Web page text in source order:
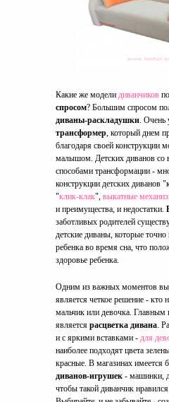
Какие же модели диванчиков
спросом? Большим спросом
диваны-раскладушки. Очень
трансформер, который днем
благодаря своей конструкции
малышом. Детских диванов со
способами трансформации -
конструкции детских диванов
"клик-клак", выкатные
и преимущества, и недостатки.
заботливых родителей
детские диваны, которые
ребенка во время сна, что
здоровье ребенка.
Одним из важных моментов
является четкое решение - кто
мальчик или девочка. Главным
является расцветка дивана.
и с яркими вставками - для
наиболее подходят цвета
красные. В магазинах имеется
диванов-игрушек - машинки,
чтобы такой диванчик